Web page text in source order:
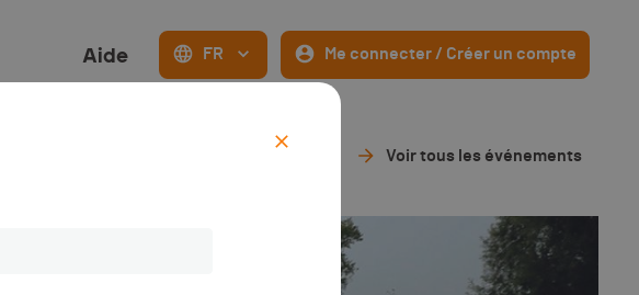
Aide FR Me connecter / Créer un compte
Voir tous les événements